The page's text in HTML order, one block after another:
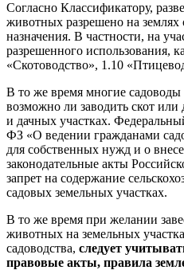
Согласно Классификатору,
животных разрешено на землях
назначения. В частности, на
разрешенного использования,
«Скотоводство», 1.10
В то же время многие
возможно ли заводить скот
и дачных участках.
ФЗ «О ведении гражданами
для собственных нужд и о
законодательные акты
запрет на содержание
садовых земельных участках.
В то же время при желании
животных на земельных
садоводства, следует
правовые акты, правила